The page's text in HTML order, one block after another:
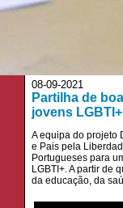
08-09-2021
Partilha de
jovens LGBTI+
A equipa do projeto
e Pais pela
Portugueses para
LGBTI+. A partir de
da educação, da